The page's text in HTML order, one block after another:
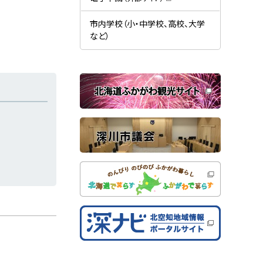
） き
ま
す
新
規
ウ
ン
で
開
き
ま
す
市内学校（小・中学校、高校、大学
など）
関
連
サ
イ
ト